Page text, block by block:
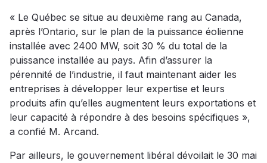
« Le Québec se situe au deuxième rang au Canada,
après l’Ontario, sur le plan de la puissance éolienne
installée avec 2400 MW, soit 30 % du total de la
puissance installée au pays. Afin d’assurer la
pérennité de l’industrie, il faut maintenant aider les
entreprises à développer leur expertise et leurs
produits afin qu’elles augmentent leurs exportations et
leur capacité à répondre à des besoins spécifiques »,
a confié M. Arcand.
Par ailleurs, le gouvernement libéral dévoilait le 30 mai